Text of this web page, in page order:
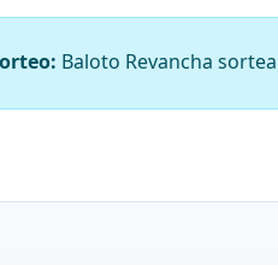
Wayne
Baloto Revancha